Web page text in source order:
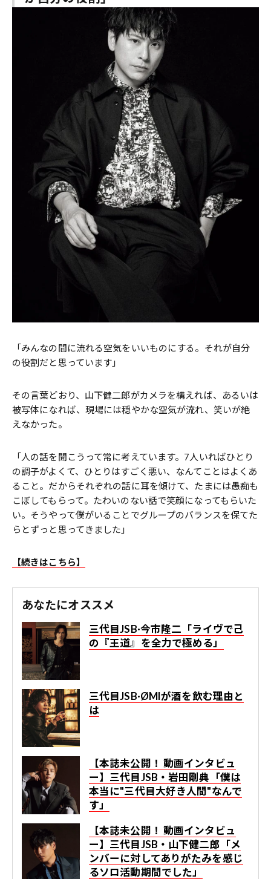
「みんなの間に流れる空気をいいものにする。それが自分
の役割だと思っています」
その言葉どおり、山下健二郎がカメラを構えれば、あるいは
被写体になれば、現場には穏やかな空気が流れ、笑いが絶
えなかった。
「人の話を聞こうって常に考えています。7人いればひとり
の調子がよくて、ひとりはすごく悪い、なんてことはよくあ
ること。だからそれぞれの話に耳を傾けて、たまには愚痴も
こぼしてもらって。たわいのない話で笑顔になってもらいた
い。そうやって僕がいることでグループのバランスを保てた
らとずっと思ってきました」
【続きはこちら】
あなたにオススメ
三代目JSB·今市隆二「ライヴで己
の『王道』を全力で極める」
三代目JSB·ØMIが酒を飲む理由と
は
【本誌未公開！ 動画インタビュ
ー】三代目JSB・岩田剛典「僕は
本当に"三代目大好き人間"なんで
す」
【本誌未公開！ 動画インタビュ
ー】三代目JSB・山下健二郎「メ
ンバーに対してありがたみを感じ
るソロ活動期間でした」